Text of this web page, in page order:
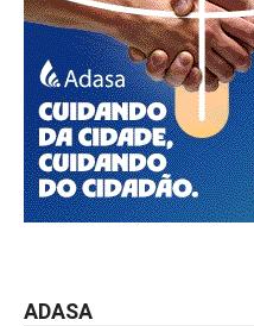
ADASA